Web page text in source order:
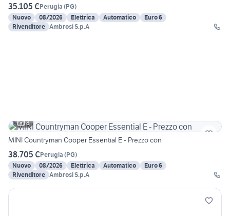
35.105 €Perugia (PG)
Nuovo
08/2026 Elettrica Automatico
Euro 6
Rivenditore Ambrosi S.p.A
8
MINI Countryman Cooper Essential E - Prezzo con
38.705 €Perugia (PG)
Nuovo
08/2026 Elettrica Automatico
Euro 6
Rivenditore Ambrosi S.p.A